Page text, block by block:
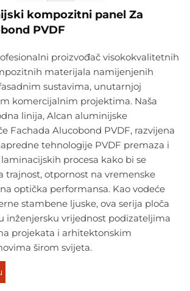
kompozitni panel Za
PVDF
proizvođač visokokvalitetnih
materijala namijenjenih
sustavima, unutarnjoj
komercijalnim projektima. Naša
linija, Alcan aluminijske
Fachada Alucobond PVDF, razvijena
tehnologije PVDF premaza i
procesa kako bi se
trajnost, otpornost na vremenske
optička performansa. Kao vodeće
stambene ljuske, ova serija ploča
inženjersku vrijednost podizateljima
projekata i arhitektonskim
širom svijeta.